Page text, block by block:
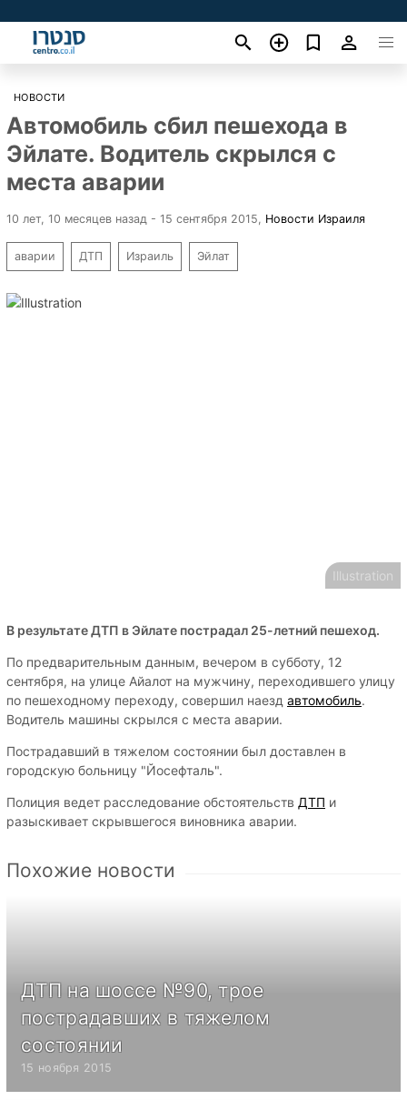
НОВОСТИ
Автомобиль сбил пешехода в
Эйлате. Водитель скрылся с
места аварии
10 лет, 10 месяцев назад - 15 сентября 2015 Новости Израиля
аварии ДТП Израиль Эйлат
Illustration
В результате ДТП в Эйлате пострадал 25-летний пешеход.
По предварительным данным, вечером в субботу, 12
сентября, на улице Айалот на мужчину, переходившего улицу
по пешеходному переходу, совершил наезд автомобиль.
Водитель машины скрылся с места аварии.
Пострадавший в тяжелом состоянии был доставлен в
городскую больницу "Йосефталь".
Полиция ведет расследование обстоятельств ДТП и
разыскивает скрывшегося виновника аварии.
Похожие новости
ДТП на шоссе №90, трое
пострадавших в тяжелом
состоянии
15 ноября 2015